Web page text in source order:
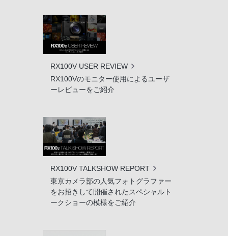
RX100V USER REVIEW
RX100Vのモニター使用によるユーザ
ーレビューをご紹介
RX100V TALKSHOW REPORT
東京カメラ部の人気フォトグラファー
をお招きして開催されたスペシャルト
ークショーの模様をご紹介